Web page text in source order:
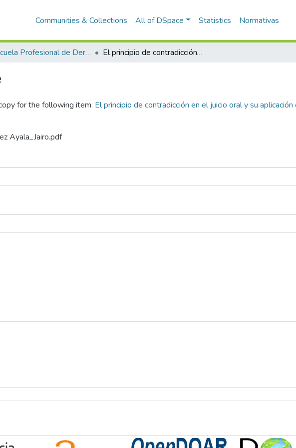
Communities & Collections All of DSpace Statistics Normativas
Escuela Profesional de Derecho El principio de contradicción en el juicio oral y su aplicación en audiencias virtuales Abancay, 2022
for the following item: El principio de contradicción en el juicio oral y su
Ayala_Jairo.pdf